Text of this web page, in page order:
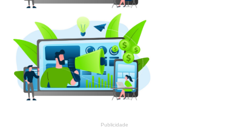
Publicidade